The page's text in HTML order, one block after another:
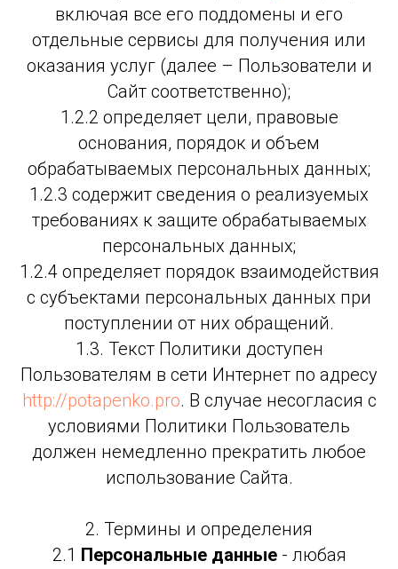
включая все его поддомены и его
отдельные сервисы для получения или
оказания услуг (далее – Пользователи и
Сайт соответственно);
1.2.2 определяет цели, правовые
основания, порядок и объем
обрабатываемых персональных данных;
1.2.3 содержит сведения о реализуемых
требованиях к защите обрабатываемых
персональных данных;
1.2.4 определяет порядок взаимодействия
с субъектами персональных данных при
поступлении от них обращений.
1.3. Текст Политики доступен
Пользователям в сети Интернет по адресу
http://potapenko.pro. В случае несогласия с
условиями Политики Пользователь
должен немедленно прекратить любое
использование Сайта.
2. Термины и определения
2.1 Персональные данные- любая